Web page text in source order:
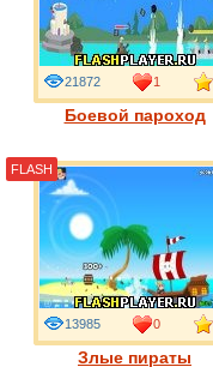
Боевой пароход
21872 1
Злые пираты
13985 0
FLASH